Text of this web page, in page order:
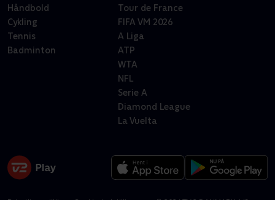
Håndbold
Cykling
Tennis
Badminton
Tour de France
FIFA VM 2026
A Liga
ATP
WTA
NFL
Serie A
Diamond League
La Vuelta